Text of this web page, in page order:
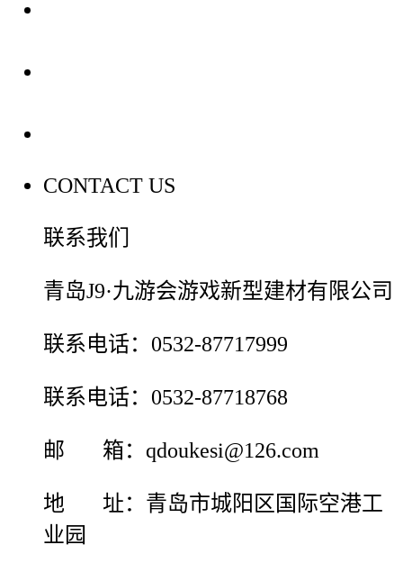
CONTACT US
联系我们
青岛J9·九游会游戏新型建材有限公司
联系电话：0532-87717999
联系电话：0532-87718768
邮 箱：qdoukesi@126.com
地 址：青岛市城阳区国际空港工
业园